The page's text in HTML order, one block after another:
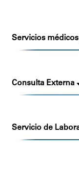
Servicios
Consulta Externa
Servicio de